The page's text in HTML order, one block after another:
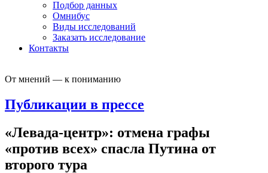
Подбор данных
Омнибус
Виды исследований
Заказать исследование
Контакты
От мнений — к пониманию
Публикации в прессе
«Левада-центр»: отмена графы
«против всех» спасла Путина от
второго тура